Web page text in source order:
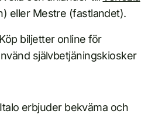
eller Mestre (fastlandet).
biljetter online för
självbetjäningskiosker
erbjuder bekväma och